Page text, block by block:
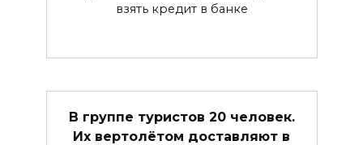
взять кредит в банке
В группе туристов 20 человек.
Их вертолётом доставляют в